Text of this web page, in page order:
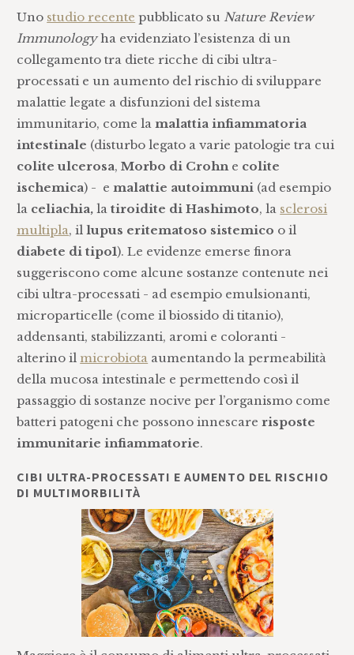
Uno studio recente pubblicato su Nature Review
Immunologyha evidenziato l’esistenza di un
collegamento tra diete ricche di cibi ultra-
processati e un aumento del rischio di sviluppare
malattie legate a disfunzioni del sistema
immunitario, come lamalattia infiammatoria
intestinale (disturbo legato a varie patologie tra cui
colite ulcerosa,Morbo di Crohne colite
ischemica) - e malattie autoimmuni (ad esempio
la celiachia, latiroidite di Hashimoto, la sclerosi
multipla, illupus eritematoso sistemico o il
diabete di tipo1). Le evidenze emerse finora
suggeriscono come alcune sostanze contenute nei
cibi ultra-processati - ad esempio emulsionanti,
microparticelle (come il biossido di titanio),
addensanti, stabilizzanti, aromi e coloranti -
alterino ilmicrobiota aumentando la permeabilità
della mucosa intestinale e permettendo così il
passaggio di sostanze nocive per l’organismo come
batteri patogeni che possono innescarerisposte
immunitarie infiammatorie.
CIBI ULTRA-PROCESSATI E AUMENTO DEL RISCHIO
DI MULTIMORBILITÀ